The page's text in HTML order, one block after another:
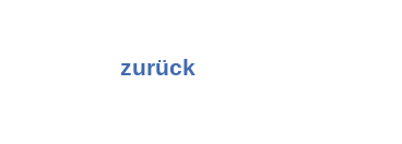
zurück